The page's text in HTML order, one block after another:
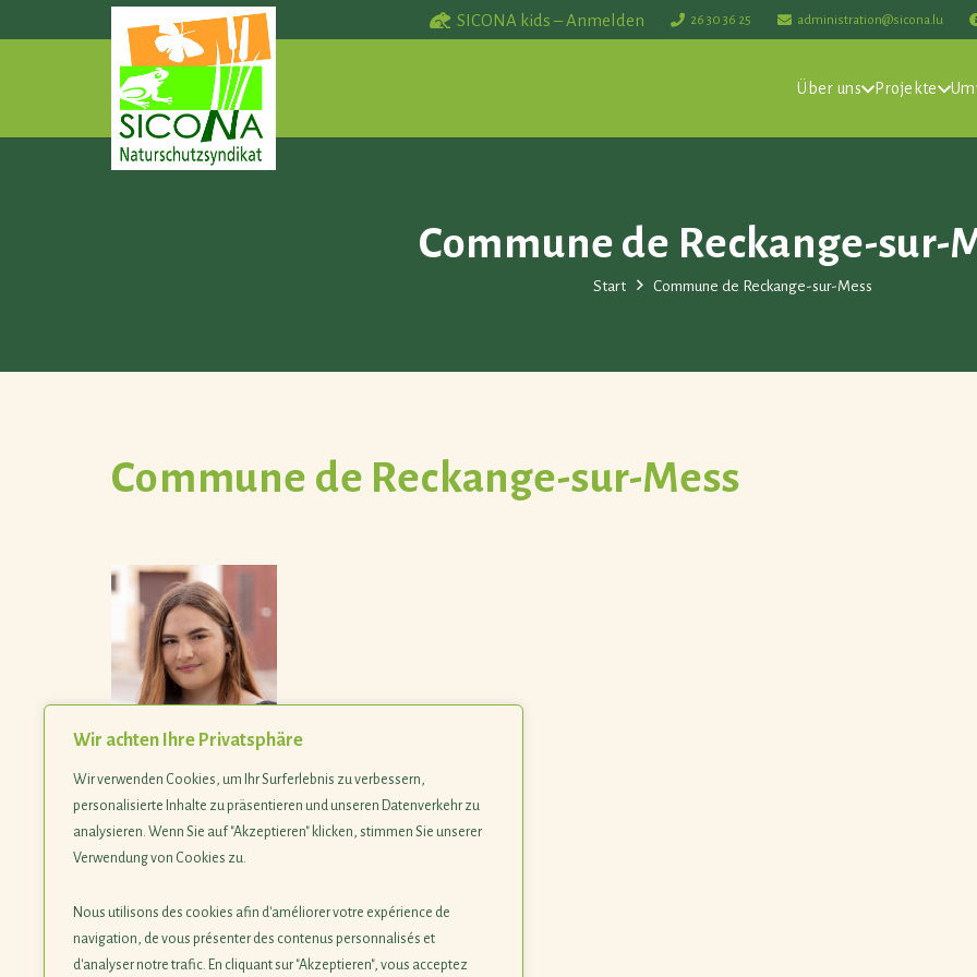
Wir achten Ihre Privatsphäre
Wir verwenden Cookies, um Ihr Surferlebnis zu verbessern,
personalisierte Inhalte zu präsentieren und unseren Datenverkehr zu
analysieren. Wenn Sie auf "Akzeptieren" klicken, stimmen Sie unserer
Verwendung von Cookies zu.
Nous utilisons des cookies afin d'améliorer votre expérience de
navigation, de vous présenter des contenus personnalisés et
d'analyser notre trafic. En cliquant sur "Akzeptieren", vous acceptez
SICONA kids – Anmelden 26 30 36 25 administration@sicona.lu
Über uns Projekte
Commune de Reckange-sur-
Start Commune de Reckange-sur-Mess
Commune de Reckange-sur-Mess